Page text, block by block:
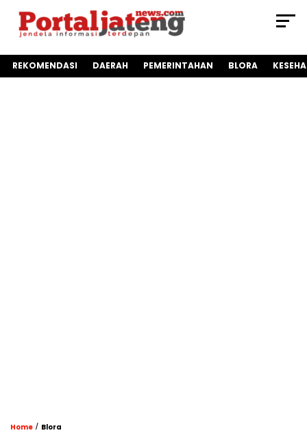
REKOMENDASI DAERAH PEMERINTAHAN BLORA
Home / Blora